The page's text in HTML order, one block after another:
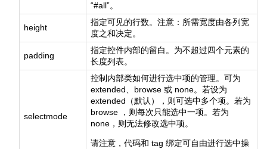
“#all”。
height
指定可见的行数。注意：所需宽度由各列宽
度之和决定。
padding
指定控件内部的留白。为不超过四个元素的
长度列表。
selectmode
控制内部类如何进行选中项的管理。可为
extended、browse 或 none。若设为
extended（默认），则可选中多个项。若为
browse ，则每次只能选中一项。若为
none，则无法修改选中项。
请注意，代码和 tag 绑定可自由进行选中操